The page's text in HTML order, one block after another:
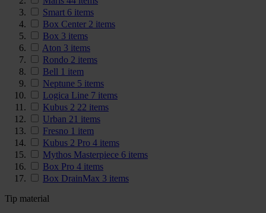
Smart 6 items
Box Center 2 items
Box 3 items
Aton 3 items
Rondo 2 items
Bell 1 item
Neptune 5 items
Logica Line 7 items
Kubus 2 22 items
Urban 21 items
Fresno 1 item
Kubus 2 Pro 4 items
Mythos Masterpiece 6 items
Box Pro 4 items
Box DrainMax 3 items
Tip material